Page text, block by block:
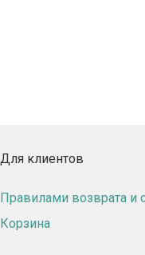
Для клиентов
Правилами возврата и
Корзина